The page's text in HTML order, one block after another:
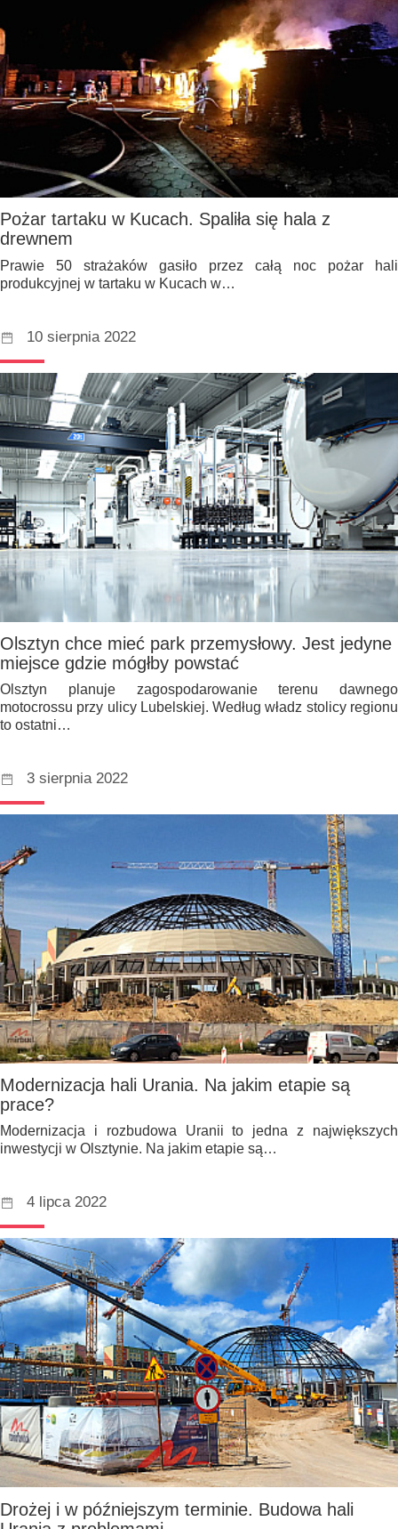
Pożar tartaku w Kucach. Spaliła się hala z
drewnem
Prawie 50 strażaków gasiło przez całą noc pożar hali
produkcyjnej w tartaku w Kucach w…
10 sierpnia 2022
Olsztyn chce mieć park przemysłowy. Jest jedyne
miejsce gdzie mógłby powstać
Olsztyn planuje zagospodarowanie terenu dawnego
motocrossu przy ulicy Lubelskiej. Według władz stolicy regionu
to ostatni…
3 sierpnia 2022
Modernizacja hali Urania. Na jakim etapie są
prace?
Modernizacja i rozbudowa Uranii to jedna z największych
inwestycji w Olsztynie. Na jakim etapie są…
4 lipca 2022
Drożej i w późniejszym terminie. Budowa hali